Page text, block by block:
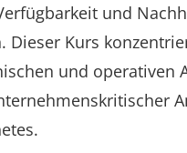
und
Dieser Kurs
und operativen